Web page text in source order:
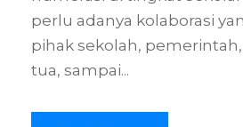
perlu adanya kolaborasi
pihak sekolah,
tua, sampai...